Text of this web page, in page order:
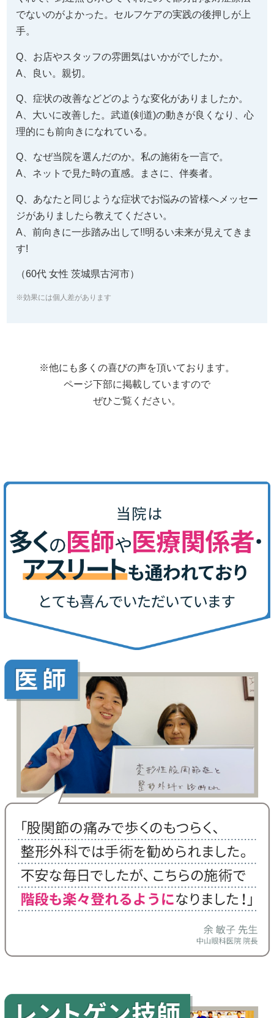
でないのがよかった。セルフケアの実践の後押しが上
手。
Q、お店やスタッフの雰囲気はいかがでしたか。
A、良い。親切。
Q、症状の改善などどのような変化がありましたか。
A、大いに改善した。武道(剣道)の動きが良くなり、心
理的にも前向きになれている。
Q、なぜ当院を選んだのか。私の施術を一言で。
A、ネットで見た時の直感。まさに、伴奏者。
Q、あなたと同じような症状でお悩みの皆様へメッセー
ジがありましたら教えてください。
A、前向きに一歩踏み出して!!明るい未来が見えてきま
す!
（60代 女性 茨城県古河市）
※効果には個人差があります
※他にも多くの喜びの声を頂いております。
ページ下部に掲載していますので
ぜひご覧ください。